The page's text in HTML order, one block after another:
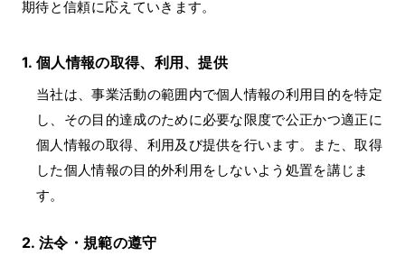
期待と信頼に応えていきます。
個人情報の取得、利用、提供
当社は、事業活動の範囲内で個人情報の利用目的を特定
し、その目的達成のために必要な限度で公正かつ適正に
個人情報の取得、利用及び提供を行います。また、取得
した個人情報の目的外利用をしないよう処置を講じま
す。
法令・規範の遵守